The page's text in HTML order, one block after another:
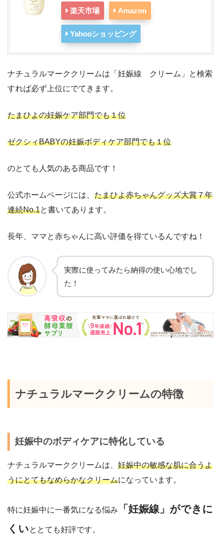
楽天市場 Amazon
Yahooショッピング
ナチュラルマーククリームは「妊娠線 クリーム」と検索
すれば必ず上位にでてきます。
たまひよの妊娠ケア部門でも１位
ゼクシィBABYの妊娠ボディケア部門でも１位
のとても人気のある商品です！
公式ホームページには、 たまひよ赤ちゃんグッズ大賞７年
連続No.1と書いてあります。
長年、ママと赤ちゃんに高い評価を得ているんですね！
実際に使ってみたら納得の使い心地でし
た！
ナチュラルマーククリームの特徴
妊娠中のボディケアに特化している
ナチュラルマーククリームは、 妊娠中の敏感な肌に合うよ
うにとてもなめらかなクリームになっています。
特に妊娠中に一番気になる悩み
「妊娠線」ができに
くいととても好評です。